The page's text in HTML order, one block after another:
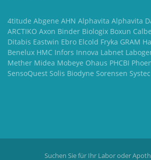
4titude Abgene AHN Alphavita Alphavita
ARCTIKO Axon Binder Biologix Boxun
Ditabis Eastwin Ebro Elcold Fryka GRAM
Benelux HMC Infors Innova Labnet
Mether Midea Mobeye Ohaus PHCBI
SensoQuest Solis Biodyne Sorensen
Suchen Sie für Ihr Labor oder